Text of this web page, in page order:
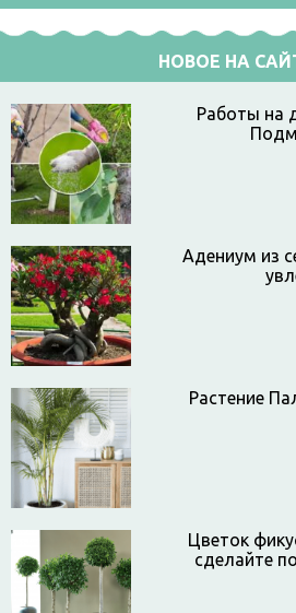
НОВОЕ НА
Работы на
Адениум из
Растение
Цветок
сделайте